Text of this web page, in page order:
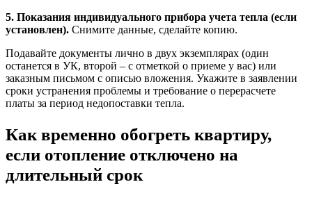
5. Показания индивидуального прибора учета тепла (если
установлен). Снимите данные, сделайте копию.
Подавайте документы лично в двух экземплярах (один
останется в УК, второй – с отметкой о приеме у вас) или
заказным письмом с описью вложения. Укажите в заявлении
сроки устранения проблемы и требование о перерасчете
платы за период недопоставки тепла.
Как временно обогреть квартиру,
если отопление отключено на
длительный срок